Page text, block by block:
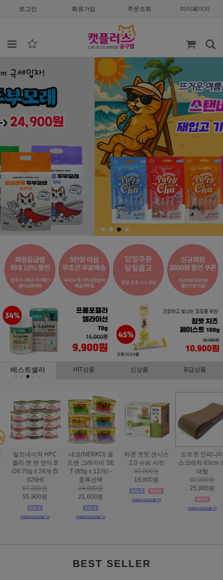
로그인 회원가입 주문조회 마이페이지
베스트셀러 HIT상품 신상품 B급상품
하겐 캣잇 센시스
2.0 슈퍼 서킷
30,000원
19,900원
도트캣 인피니티
스크래처 83cm 초
대형
32,000원
25,900원
스마트하트 골드
나인케어 캣 피부&
피모 6kg
60,000원
49,000원
도트캣 스크래처
집콕 TV
16,000원
12,900원
BEST SELLER